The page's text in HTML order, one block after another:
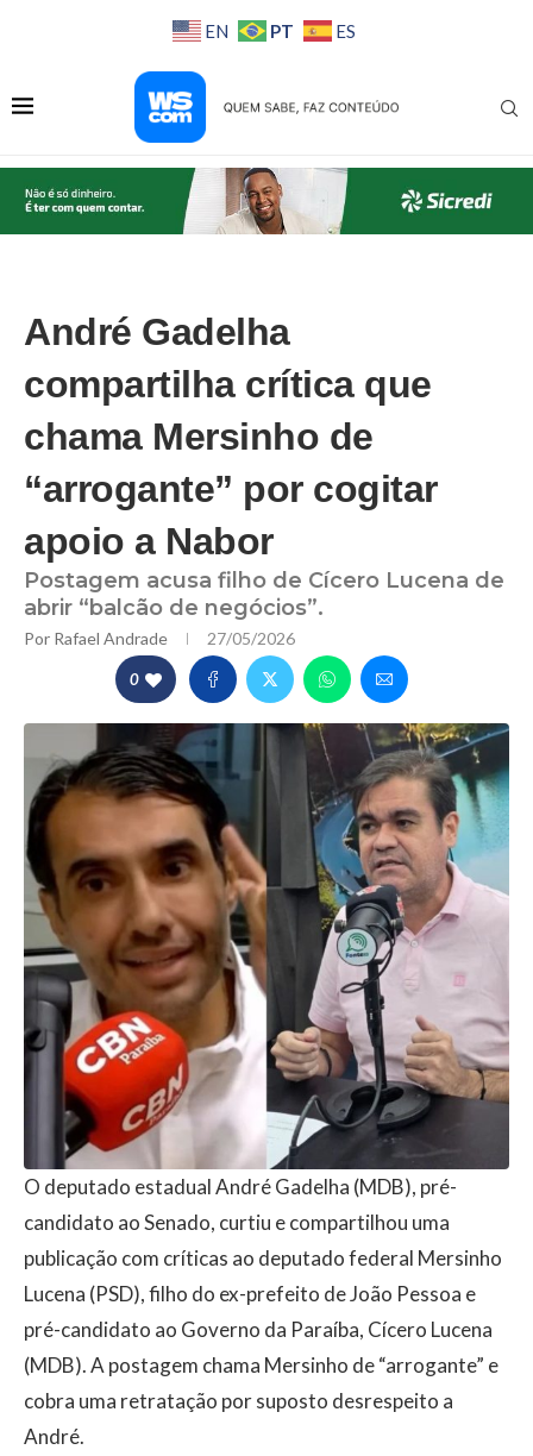
EN PT ES
André Gadelha
compartilha crítica que
chama Mersinho de
“arrogante” por cogitar
apoio a Nabor
Postagem acusa filho de Cícero Lucena de
abrir “balcão de negócios”.
Por Rafael Andrade 27/05/2026
0
O deputado estadual André Gadelha (MDB), pré-
candidato ao Senado, curtiu e compartilhou uma
publicação com críticas ao deputado federal Mersinho
Lucena (PSD), filho do ex-prefeito de João Pessoa e
pré-candidato ao Governo da Paraíba, Cícero Lucena
(MDB). A postagem chama Mersinho de “arrogante” e
cobra uma retratação por suposto desrespeito a
André.